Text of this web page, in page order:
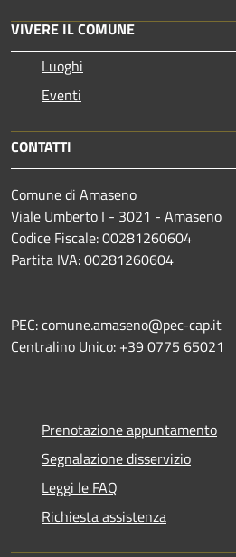
VIVERE IL COMUNE
Luoghi
Eventi
CONTATTI
Comune di Amaseno
Viale Umberto I - 3021 - Amaseno
Codice Fiscale: 00281260604
Partita IVA: 00281260604
PEC: comune.amaseno@pec-cap.it
Centralino Unico: +39 0775 65021
Prenotazione appuntamento
Segnalazione disservizio
Leggi le FAQ
Richiesta assistenza